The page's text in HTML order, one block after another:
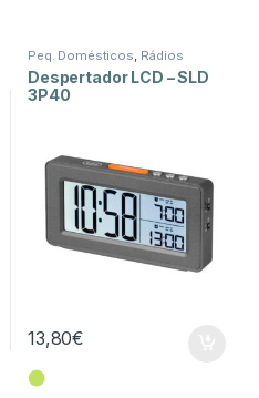
Peq. Domésticos, Rádios
Despertador LCD – SLD
3P40
13,80€
⬤